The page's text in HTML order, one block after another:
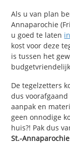
Als u van plan
Annaparochie
u goed te laten
kost voor deze
is tussen het
De tegelzetters
dus
aanpak en
geen onnodige
huis?! Pak dus
St.-